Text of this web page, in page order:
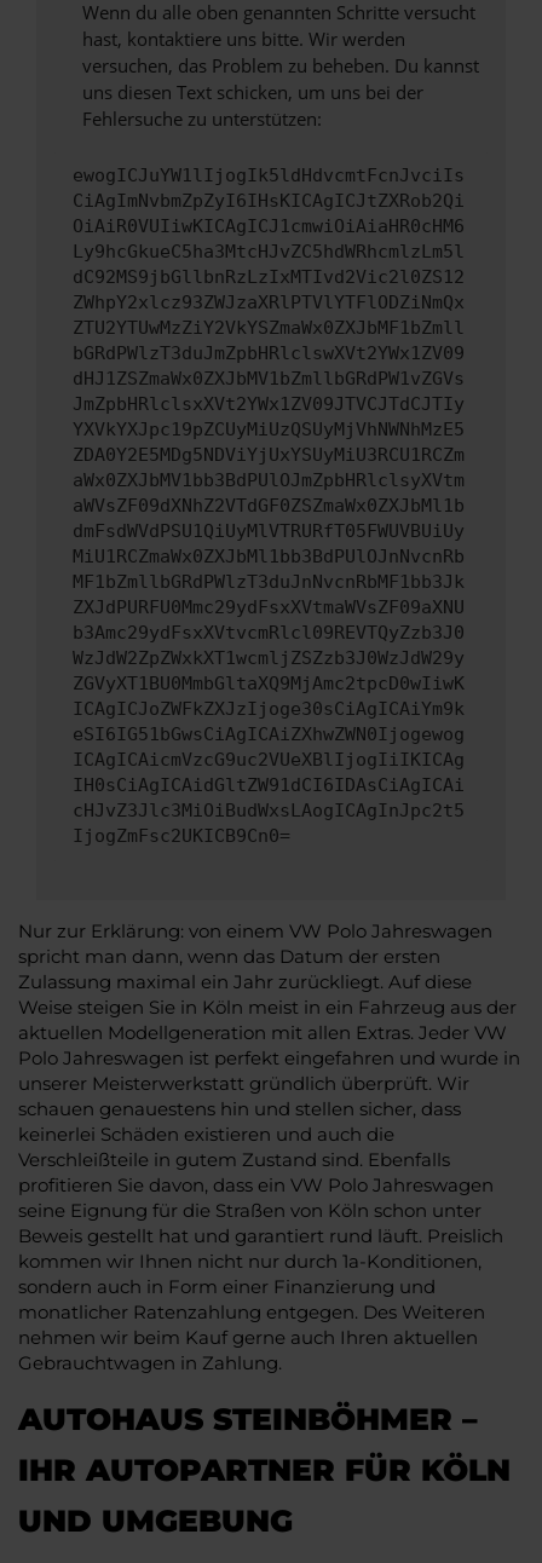
Wenn du alle oben genannten Schritte versucht
hast, kontaktiere uns bitte. Wir werden
versuchen, das Problem zu beheben. Du kannst
uns diesen Text schicken, um uns bei der
Fehlersuche zu unterstützen:
ewogICJuYW1lIjogIk5ldHdvcmtFcnJvciIs
CiAgImNvbmZpZyI6IHsKICAgICJtZXRob2Qi
OiAiR0VUIiwKICAgICJ1cmwiOiAiaHR0cHM6
Ly9hcGkueC5ha3MtcHJvZC5hdWRhcmlzLm5l
dC92MS9jbGllbnRzLzIxMTIvd2Vic2l0ZS12
ZWhpY2xlcz93ZWJzaXRlPTVlYTFlODZiNmQx
ZTU2YTUwMzZiY2VkYSZmaWx0ZXJbMF1bZmll
bGRdPWlzT3duJmZpbHRlclswXVt2YWx1ZV09
dHJ1ZSZmaWx0ZXJbMV1bZmllbGRdPW1vZGVs
JmZpbHRlclsxXVt2YWx1ZV09JTVCJTdCJTIy
YXVkYXJpc19pZCUyMiUzQSUyMjVhNWNhMzE5
ZDA0Y2E5MDg5NDViYjUxYSUyMiU3RCU1RCZm
aWx0ZXJbMV1bb3BdPUlOJmZpbHRlclsyXVtm
aWVsZF09dXNhZ2VTdGF0ZSZmaWx0ZXJbMl1b
dmFsdWVdPSU1QiUyMlVTRURfT05FWUVBUiUy
MiU1RCZmaWx0ZXJbMl1bb3BdPUlOJnNvcnRb
MF1bZmllbGRdPWlzT3duJnNvcnRbMF1bb3Jk
ZXJdPURFU0Mmc29ydFsxXVtmaWVsZF09aXNU
b3Amc29ydFsxXVtvcmRlcl09REVTQyZzb3J0
WzJdW2ZpZWxkXT1wcmljZSZzb3J0WzJdW29y
ZGVyXT1BU0MmbGltaXQ9MjAmc2tpcD0wIiwK
ICAgICJoZWFkZXJzIjoge30sCiAgICAiYm9k
eSI6IG51bGwsCiAgICAiZXhwZWN0Ijogewog
ICAgICAicmVzcG9uc2VUeXBlIjogIiIKICAg
IH0sCiAgICAidGltZW91dCI6IDAsCiAgICAi
cHJvZ3Jlc3MiOiBudWxsLAogICAgInJpc2t5
IjogZmFsc2UKICB9Cn0=
Nur zur Erklärung: von einem VW Polo Jahreswagen
spricht man dann, wenn das Datum der ersten
Zulassung maximal ein Jahr zurückliegt. Auf diese
Weise steigen Sie in Köln meist in ein Fahrzeug aus der
aktuellen Modellgeneration mit allen Extras. Jeder VW
Polo Jahreswagen ist perfekt eingefahren und wurde in
unserer Meisterwerkstatt gründlich überprüft. Wir
schauen genauestens hin und stellen sicher, dass
keinerlei Schäden existieren und auch die
Verschleißteile in gutem Zustand sind. Ebenfalls
profitieren Sie davon, dass ein VW Polo Jahreswagen
seine Eignung für die Straßen von Köln schon unter
Beweis gestellt hat und garantiert rund läuft. Preislich
kommen wir Ihnen nicht nur durch 1a-Konditionen,
sondern auch in Form einer Finanzierung und
monatlicher Ratenzahlung entgegen. Des Weiteren
nehmen wir beim Kauf gerne auch Ihren aktuellen
Gebrauchtwagen in Zahlung.
AUTOHAUS STEINBÖHMER –
IHR AUTOPARTNER FÜR KÖLN
UND UMGEBUNG